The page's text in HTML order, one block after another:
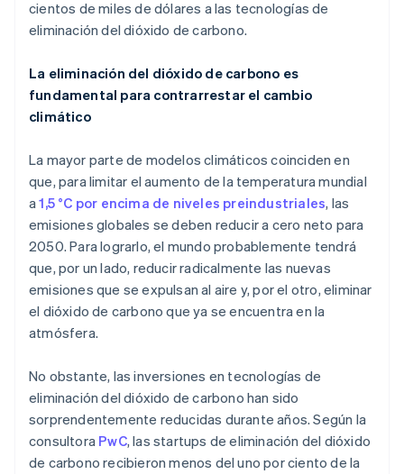
cientos de miles de dólares a las tecnologías de
eliminación del dióxido de carbono.
La eliminación del dióxido de carbono es
fundamental para contrarrestar el cambio
climático
La mayor parte de modelos climáticos coinciden en
que, para limitar el aumento de la temperatura mundial
a1,5 °C por encima de niveles preindustriales, las
emisiones globales se deben reducir a cero neto para
2050. Para lograrlo, el mundo probablemente tendrá
que, por un lado, reducir radicalmente las nuevas
emisiones que se expulsan al aire y, por el otro, eliminar
el dióxido de carbono que ya se encuentra en la
atmósfera.
No obstante, las inversiones en tecnologías de
eliminación del dióxido de carbono han sido
sorprendentemente reducidas durante años. Según la
consultora PwC, las startups de eliminación del dióxido
de carbono recibieron menos del uno por ciento de la